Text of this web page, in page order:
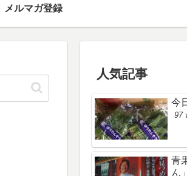
メルマガ登録
人気記事
今
97
青
ん